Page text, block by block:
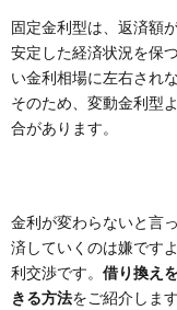
固定金利型は、返済額
安定した経済状況を保
い金利相場に左右され
そのため、変動金利型
合があります。
金利が変わらないと言
済していくのは嫌です
利交渉です。 借り換え
きる方法をご紹介します